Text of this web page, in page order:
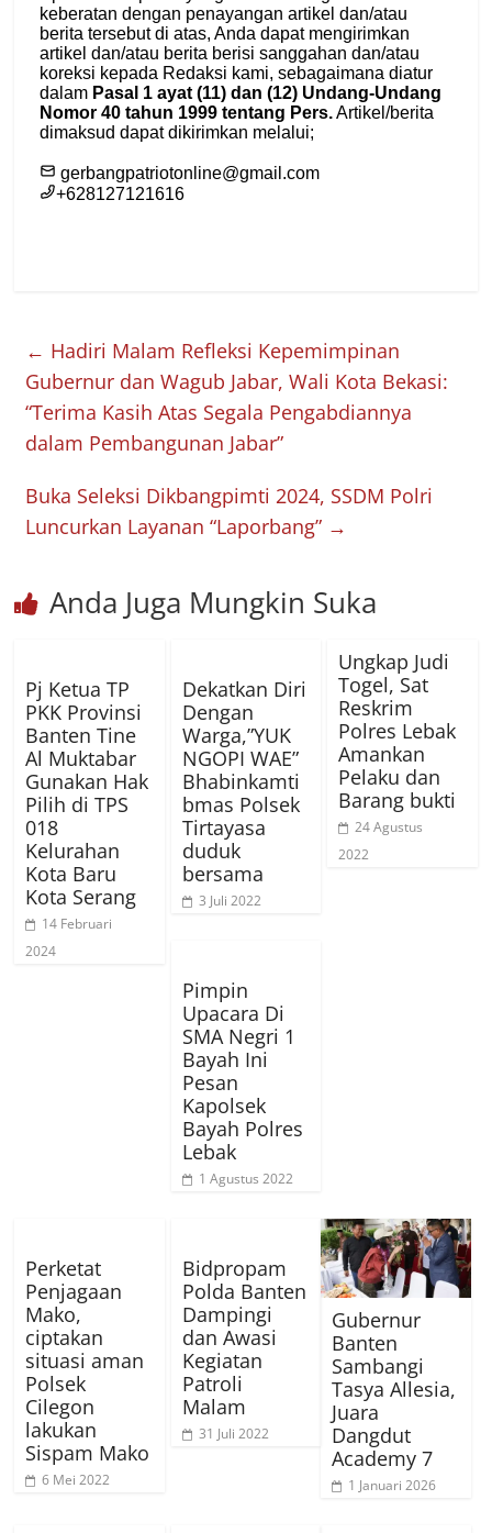
← Hadiri Malam Refleksi Kepemimpinan
Gubernur dan Wagub Jabar, Wali Kota Bekasi:
“Terima Kasih Atas Segala Pengabdiannya
dalam Pembangunan Jabar”
Buka Seleksi Dikbangpimti 2024, SSDM Polri
Luncurkan Layanan “Laporbang” →
Anda Juga Mungkin Suka
Pj Ketua TP
PKK Provinsi
Banten Tine
Al Muktabar
Gunakan Hak
Pilih di TPS
018
Kelurahan
Kota Baru
Kota Serang
14 Februari
2024
Dekatkan Diri
Dengan
Warga,”YUK
NGOPI WAE”
Bhabinkamti
bmas Polsek
Tirtayasa
duduk
bersama
3 Juli 2022
Ungkap Judi
Togel, Sat
Reskrim
Polres Lebak
Amankan
Pelaku dan
Barang bukti
24 Agustus
2022
Pimpin
Upacara Di
SMA Negri 1
Bayah Ini
Pesan
Kapolsek
Bayah Polres
Lebak
1 Agustus 2022
Perketat
Penjagaan
Mako,
ciptakan
situasi aman
Polsek
Cilegon
lakukan
Sispam Mako
6 Mei 2022
Bidpropam
Polda Banten
Dampingi
dan Awasi
Kegiatan
Patroli
Malam
31 Juli 2022
Gubernur
Banten
Sambangi
Tasya Allesia,
Juara
Dangdut
Academy 7
1 Januari 2026